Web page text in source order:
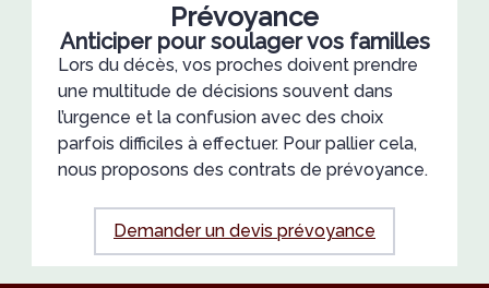
Prévoyance
Anticiper pour soulager vos familles
Lors du décès, vos proches doivent prendre
une multitude de décisions souvent dans
l’urgence et la confusion avec des choix
parfois difficiles à effectuer. Pour pallier cela,
nous proposons des contrats de prévoyance.
Demander un devis prévoyance